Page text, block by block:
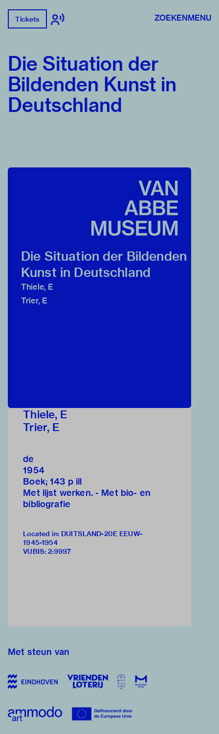
Tickets ZOEKENMENU
Die Situation der
Bildenden Kunst in
Deutschland
Die Situation der Bildenden
Kunst in Deutschland
Thiele, E
Trier, E
Thiele, E
Trier, E
de
1954
Boek; 143 p ill
Met lijst werken. - Met bio- en
bibliografie
Located in: DUITSLAND-20E EEUW-
1945-1954
VUBIS: 2:9997
Met steun van